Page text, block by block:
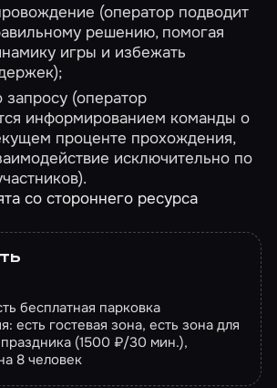
(оператор подводит
решению, помогая
игры и избежать
запросу (оператор
информированием команды о
проценте прохождения,
исключительно по
со стороннего ресурса
бесплатная парковка
есть гостевая зона, есть зона для
(1500 ₽/30 мин.),
8 человек